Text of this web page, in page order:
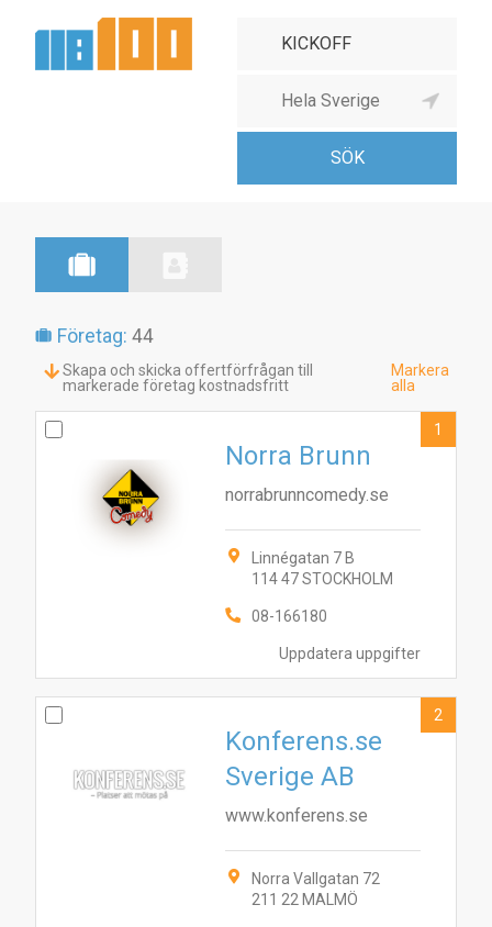
Företag: 44
Skapa och skicka offertförfrågan till
markerade företag kostnadsfritt
Markera
alla
Uppdatera uppgifter
Norra Brunn
norrabrunncomedy.se
Linnégatan 7 B
114 47 STOCKHOLM
08-166180
1
Konferens.se
Sverige AB
www.konferens.se
Norra Vallgatan 72
211 22 MALMÖ
2